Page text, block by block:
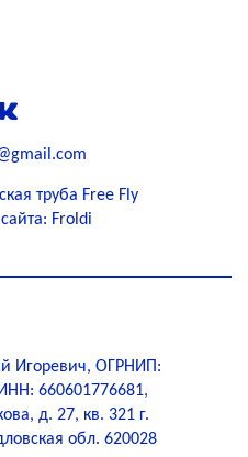
труба Free Fly
Froldi
Игоревич, ОГРНИП:
660601776681,
д. 27, кв. 321 г.
обл. 620028